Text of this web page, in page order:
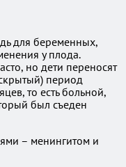
для беременных,
у плода.
но дети переносят
период
то есть больной,
был съеден
– менингитом и